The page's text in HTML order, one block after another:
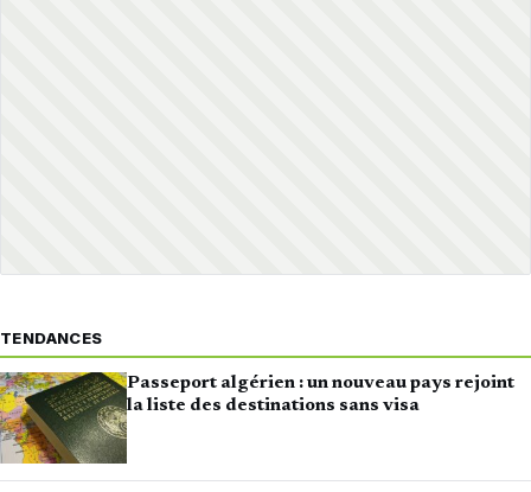
TENDANCES
Passeport algérien : un nouveau pays rejoint
la liste des destinations sans visa